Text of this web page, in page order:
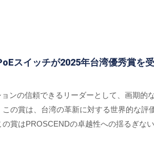
スイッチが2025年台湾優秀賞を
ンの信頼できるリーダーとして、画期
の賞は、台湾の革新に対する世界的な
賞はPROSCENDの卓越性への揺るぎな